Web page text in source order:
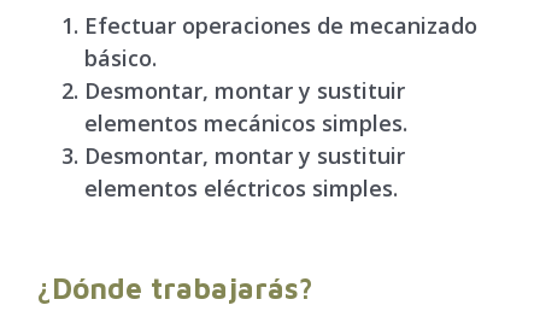
Efectuar operaciones de mecanizado
básico.
Desmontar, montar y sustituir
elementos mecánicos simples.
Desmontar, montar y sustituir
elementos eléctricos simples.
¿Dónde trabajarás?